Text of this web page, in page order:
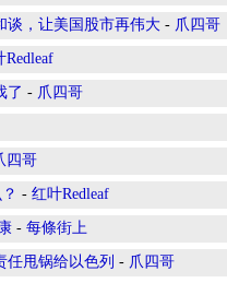
谈，让美国股市再伟大 - 爪四哥
Redleaf
了 - 爪四哥
四哥
- 红叶Redleaf
- 每條街上
任甩锅给以色列 - 爪四哥